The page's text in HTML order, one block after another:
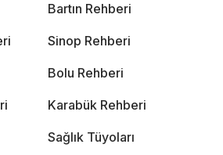
Bartın Rehberi
Sinop Rehberi
Bolu Rehberi
Karabük Rehberi
Sağlık Tüyoları